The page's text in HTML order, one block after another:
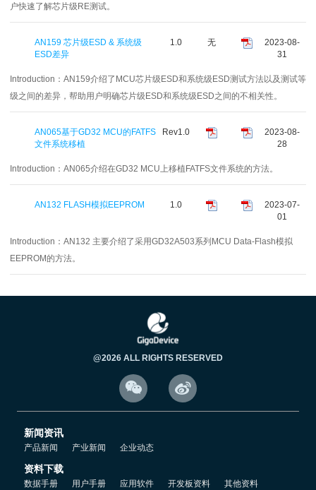
户快速了解芯片级RE测试。
AN159 芯片级ESD & 系统级
ESD差异
1.0 无
2023-08-
31
Introduction： AN159介绍了MCU芯片级ESD和系统级ESD测试方法以及测试等
级之间的差异，帮助用户明确芯片级ESD和系统级ESD之间的不相关性。
AN065基于GD32 MCU的FATFS
文件系统移植
Rev1.0
2023-08-
28
Introduction： AN065介绍在GD32 MCU上移植FATFS文件系统的方法。
AN132 FLASH模拟EEPROM 1.0
2023-07-
01
Introduction： AN132 主要介绍了采用GD32A503系列MCU Data-Flash模拟
EEPROM的方法。
@2026 ALL RIGHTS RESERVED
 
新闻资讯
产品新闻 产业新闻 企业动态
资料下载
数据手册 用户手册 应用软件 开发板资料 其他资料